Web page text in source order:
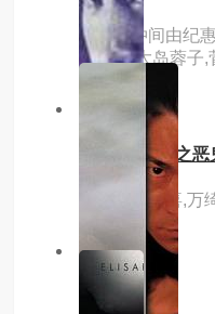
主演：仲间由纪
际阳子,大岛蓉子
3.0分
山村老尸2色之恶
主演：王合喜,
8.0分 hd
江湖告急